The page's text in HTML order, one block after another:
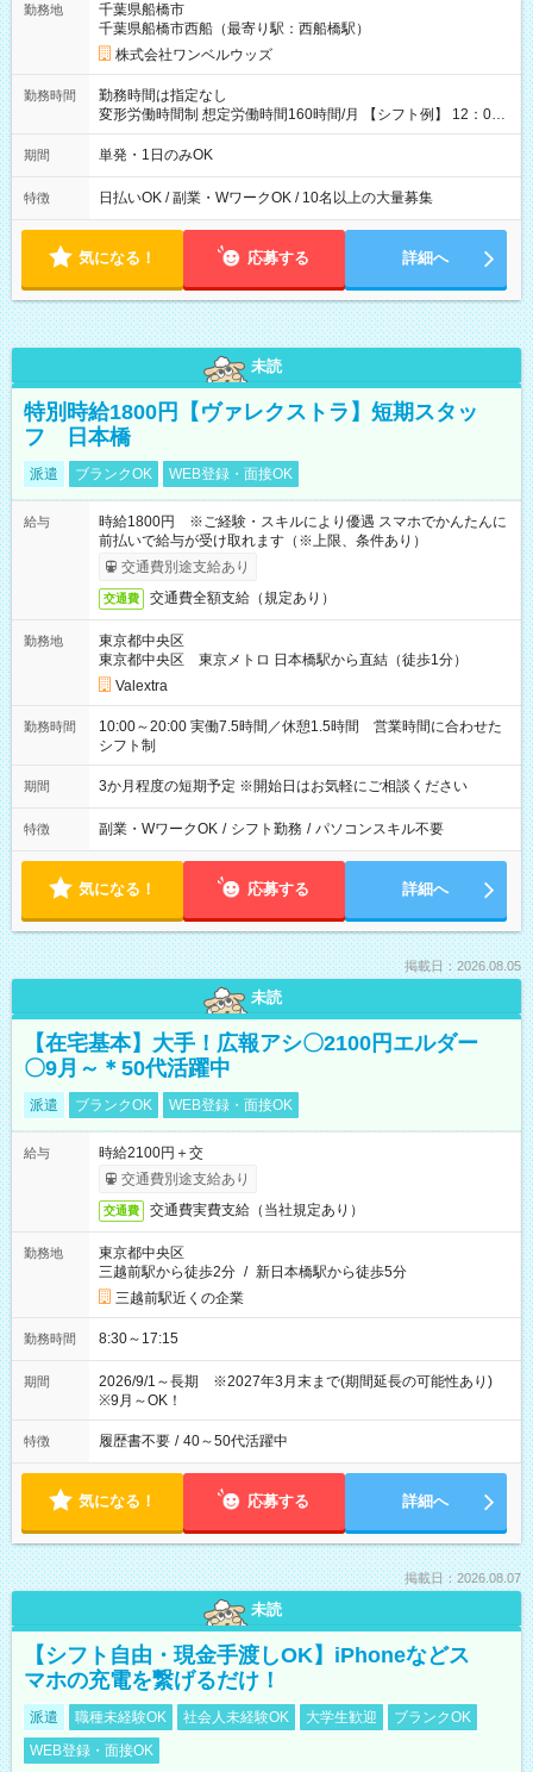
なし
勤務地
千葉県船橋市
千葉県船橋市西船（最寄り駅：西船橋駅）
株式会社ワンベルウッズ
勤務時間
勤務時間は指定なし
変形労働時間制 想定労働時間160時間/月 【シフト例】 12：00
～22：00
期間 単発・1日のみOK
特徴 日払いOK / 副業・WワークOK / 10名以上の大量募集
気になる！ 応募する 詳細へ
未読
特別時給1800円【ヴァレクストラ】短期スタッ
フ 日本橋
派遣 ブランクOK WEB登録・面接OK
給与
時給1800円 ※ご経験・スキルにより優遇 スマホでかんたんに
前払いで給与が受け取れます（※上限、条件あり）
交通費別途支給あり
交通費 交通費全額支給（規定あり）
勤務地
東京都中央区
東京都中央区 東京メトロ 日本橋駅から直結（徒歩1分）
Valextra
勤務時間
10:00～20:00 実働7.5時間／休憩1.5時間 営業時間に合わせた
シフト制
期間 3か月程度の短期予定 ※開始日はお気軽にご相談ください
特徴 副業・WワークOK / シフト勤務 / パソコンスキル不要
気になる！ 応募する 詳細へ
掲載日：2026.08.05
未読
【在宅基本】大手！広報アシ〇2100円エルダー
〇9月～＊50代活躍中
派遣 ブランクOK WEB登録・面接OK
給与
時給2100円＋交
交通費別途支給あり
交通費 交通費実費支給（当社規定あり）
勤務地
東京都中央区
三越前駅から徒歩2分 / 新日本橋駅から徒歩5分
三越前駅近くの企業
勤務時間 8:30～17:15
期間
2026/9/1～長期 ※2027年3月末まで(期間延長の可能性あり)
※9月～OK！
特徴 履歴書不要 / 40～50代活躍中
気になる！ 応募する 詳細へ
掲載日：2026.08.07
未読
【シフト自由・現金手渡しOK】iPhoneなどス
マホの充電を繋げるだけ！
派遣 職種未経験OK 社会人未経験OK 大学生歓迎
ブランクOK
WEB登録・面接OK